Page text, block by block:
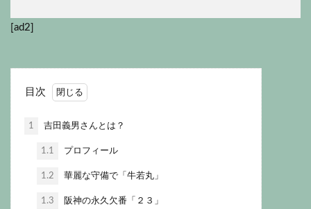
[ad2]
目次
1 吉田義男さんとは？
1.1 プロフィール
1.2 華麗な守備で「牛若丸」
1.3 阪神の永久欠番「２３」